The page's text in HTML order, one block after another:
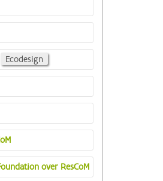
Ecodesign
over ResCoM